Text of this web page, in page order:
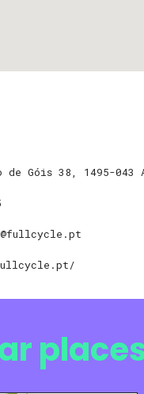
de Góis 38, 1495-043